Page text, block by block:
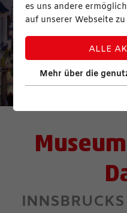
es uns andere
auf unserer Webseite
ALLE
Mehr über die